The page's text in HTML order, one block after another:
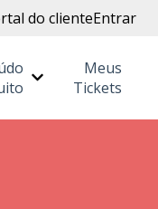
do clienteEntrar
Mostrar
Meus
Tickets